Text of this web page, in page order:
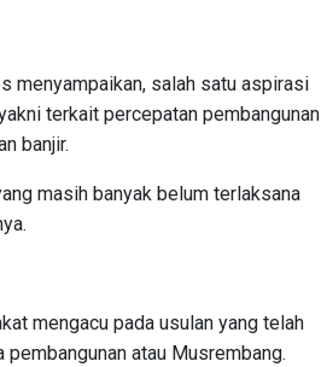
menyampaikan, salah satu aspirasi
terkait percepatan pembangunan
banjir.
masih banyak belum terlaksana
mengacu pada usulan yang telah
atau Musrembang.